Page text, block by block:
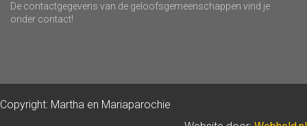
De contactgegevens van de geloofsgemeenschappen vind je
onder contact!
Copyright: Martha en Mariaparochie